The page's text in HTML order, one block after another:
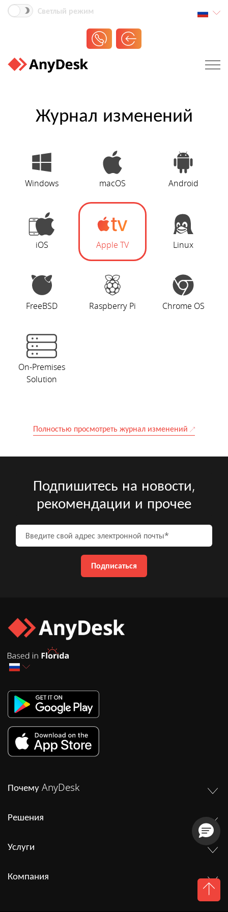
Светлый режим
Журнал изменений
Windows macOS Android
iOS Apple TV Linux
FreeBSD Raspberry Pi Chrome OS
On-Premises
Solution
Полностью просмотреть журнал изменений
Подпишитесь на новости,
рекомендации и прочее
Введите свой адрес
Подписаться
Почему AnyDesk
Решения
Услуги
Компания